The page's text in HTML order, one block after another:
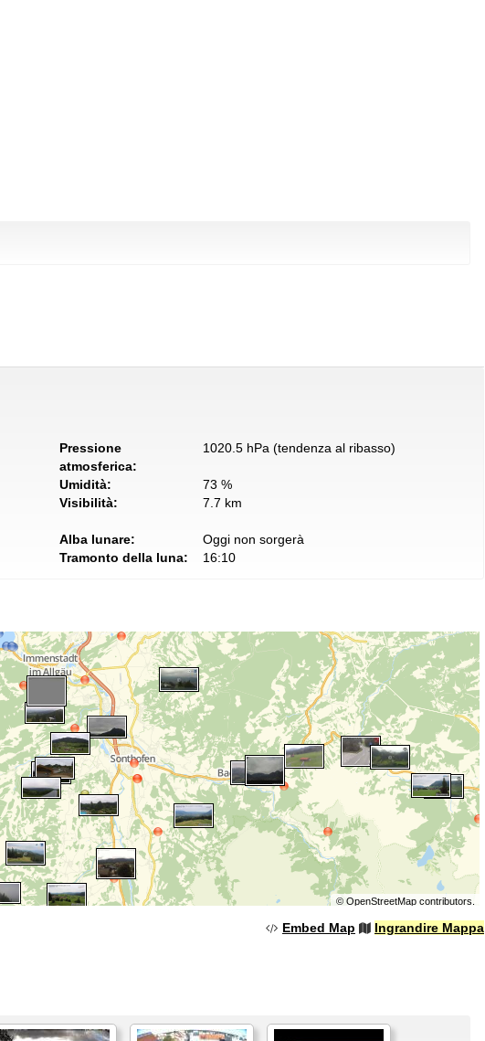
Pressione
atmosferica:
1020.5 hPa (tendenza al ribasso)
Umidità:
73 %
Visibilità:
7.7 km
Alba lunare:
Oggi non sorgerà
Tramonto della luna:
16:10
© OpenStreetMapcontributors.
Embed Map Ingrandire Mappa